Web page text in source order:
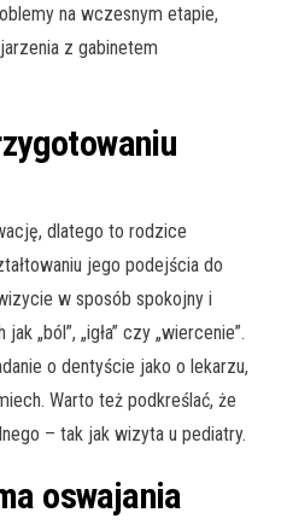
na wczesnym etapie,
z gabinetem
dlatego to rodzice
jego podejścia do
w sposób spokojny i
„ból”, „igła” czy „wiercenie”.
o dentyście jako o lekarzu,
Warto też podkreślać, że
– tak jak wizyta u pediatry.
oswajania